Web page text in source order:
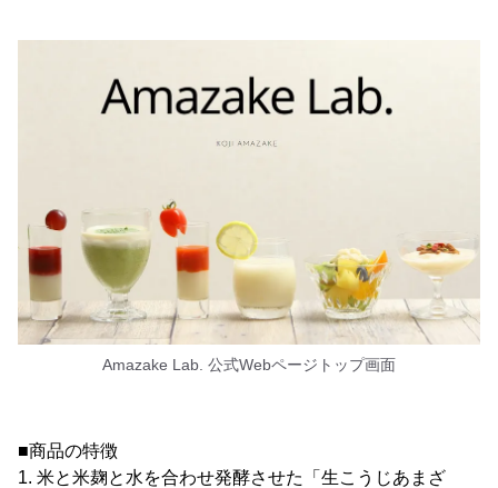
Amazake Lab. 公式Webページトップ画面
■商品の特徴
1. 米と米麹と水を合わせ発酵させた「生こうじあまざ